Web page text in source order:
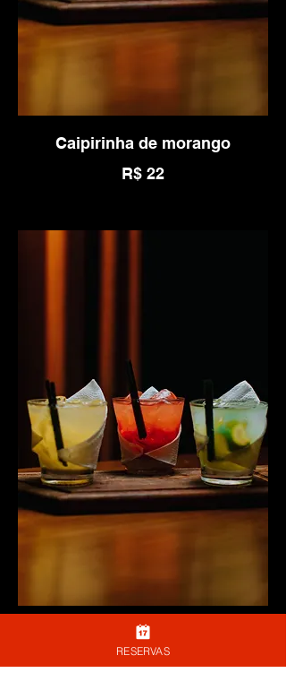
Caipirinha de morango
R$ 22
Caipirinha de abacaxi
R$ 22
RESERVAS